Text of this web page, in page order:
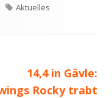
Schlagwörter
Aktuelles
Nächster
Beitrag
14,4 in Gävle:
Rocky trabt